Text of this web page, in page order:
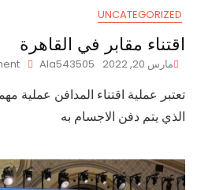
UNCATEGORIZED
اقتناء مقابر في القاهرة
مارس 20, 2022 Ala543505
تعتبر عملية اقتناء المدافن عملية
الذي يتم دفن الاجسام به